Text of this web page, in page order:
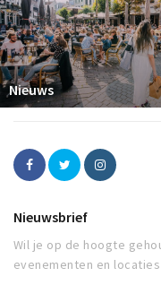
Nieuws
Nieuwsbrief
Wil je op de hoogte
evenementen en